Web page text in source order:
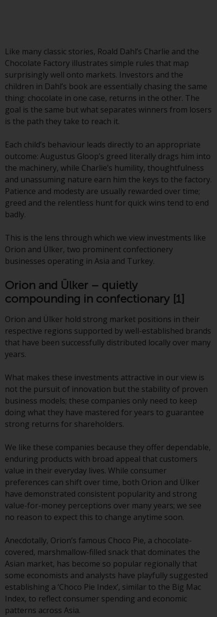
als lizenzierte
Fondsverwaltungsgesellschaft
lizenziert ist; Redwheel Australia
Pty Ltd ist ein australischer
Finanzdienstleistungslizenznehmer
bei der Australian Securities and
Investment Commission; und
Fondsmæglerselskab A/S, die von
der dänischen
Finanzaufsichtsbehörde reguliert
wird.
Durch den Zugriff auf diese
Geschäftsbedingungen, wie sie
von RWC Partners Limited („RWC“)
herausgegeben wurden, gelesen
einverstanden sind. Diese
Website kann Werbung
enthalten.
Obwohl Sie ein Land ausgewählt
haben, richtet sich diese Website
nicht an eine bestimmte
Gerichtsbarkeit und Sie betreten
Website erwähnte Produkte oder
Dienstleistungen unterliegen
gesetzlichen und behördlichen
Anforderungen und sind
möglicherweise nicht in allen
Gerichtsbarkeiten verfügbar. Auf
dieser Website erwähnte
werden auf der Grundlage
bestimmter Registrierungen in
relevanten Gerichtsbarkeiten
gemäß den Europäischen
Richtlinien zur Koordinierung von
Gesetzen, Vorschriften und
Verwaltungsvorschriften in Bezug
Like many classic stories, Roald Dahl’s Charlie and the
Chocolate Factory illustrates simple rules that map
surprisingly well onto markets. Investors and the
children in Dahl’s book are essentially chasing the same
thing: chocolate in one case, returns in the other. The
goal is the same but what separates winners from losers
is the path they take to reach it.
Each child’s behaviour leads directly to an appropriate
outcome: Augustus Gloop’s greed literally drags him into
the machinery, while Charlie’s humility, thoughtfulness
and unassuming nature earn him the keys to the factory.
Patience and modesty are usually rewarded over time;
greed and the relentless hunt for quick wins tend to end
badly.
This is the lens through which we view investments like
Orion and Ülker, two prominent confectionery
businesses operating in Asia and Turkey.
Orion and Ülker – quietly
compounding in confectionary [1]
Orion and Ülker hold strong market positions in their
respective regions supported by well-established brands
that have been successfully distributed locally over many
years.
What makes these investments attractive in our view is
not the pursuit of innovation but the stability of proven
business models; these companies only need to keep
doing what they have mastered for years to guarantee
strong returns for shareholders.
We like these companies because they offer dependable,
enduring products with broad appeal that customers
value in their everyday lives. While consumer
preferences can shift over time, both Orion and Ülker
have demonstrated consistent popularity and strong
value-for-money perceptions over many years; we see
no reason to expect this to change anytime soon.
Anecdotally, Orion’s famous Choco Pie, a chocolate-
covered, marshmallow-filled snack that dominates the
Asian market, has become so popular regionally that
some economists and analysts have playfully suggested
establishing a ‘Choco Pie Index’, similar to the Big Mac
Index, to reflect consumer spending and economic
patterns across Asia.